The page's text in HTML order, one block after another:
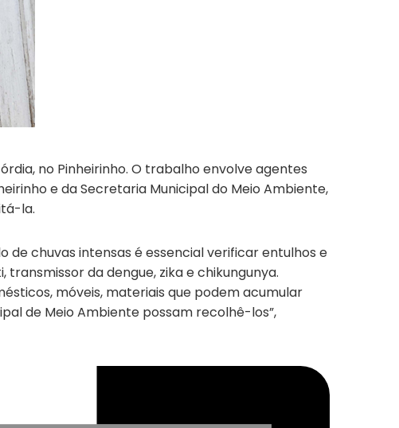
no Pinheirinho. O trabalho envolve agentes
e da Secretaria Municipal do Meio Ambiente,
la.
de chuvas intensas é essencial verificar entulhos e
da dengue, zika e chikungunya.
móveis, materiais que podem acumular
de Meio Ambiente possam recolhê-los”,